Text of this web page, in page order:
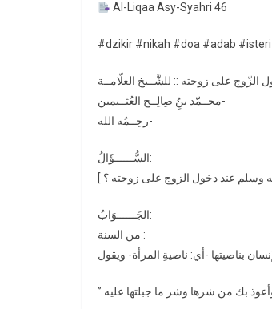
Al-Liqaa Asy-Syahri 46
#dzikir #nikah #doa #adab #isteri
الزّوج على زوجته :: للشَّــيخ العلّامــة
محــمّّد بنُِ صِالِــح العُثــيمين-
رحِــمُه الله-
السُّــــــؤَالُ:
الجَــــــوَابُ:
من السنة :